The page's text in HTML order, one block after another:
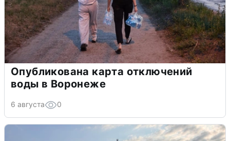
Опубликована карта отключений
воды в Воронеже
6 августа 0